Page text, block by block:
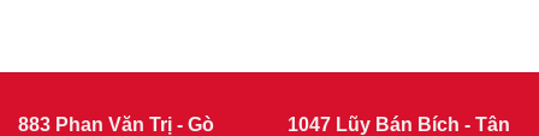
883 Phan Văn Trị - Gò
1047 Lũy Bán Bích - Tân